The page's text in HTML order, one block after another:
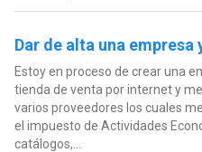
Dar de alta una
Estoy en proceso de crear una
tienda de venta por internet y
varios proveedores los cuales
el impuesto de Actividades
catálogos,...